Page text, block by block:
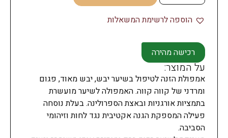
הוספה לרשימת המשאלות
רכישה מהירה
על המוצר:
אמפולת הזנה לטיפול בשיער יבש, יבש מאוד, פגום
ומרדני של קווה קווה. האמפולה לשיער מועשרת
בתמציות אורגניות ובאצת הספרולינה. בעלת נוסחה
פעילה המספקת הגנה אקטיבית נגד לחות וזיהומי
הסביבה.